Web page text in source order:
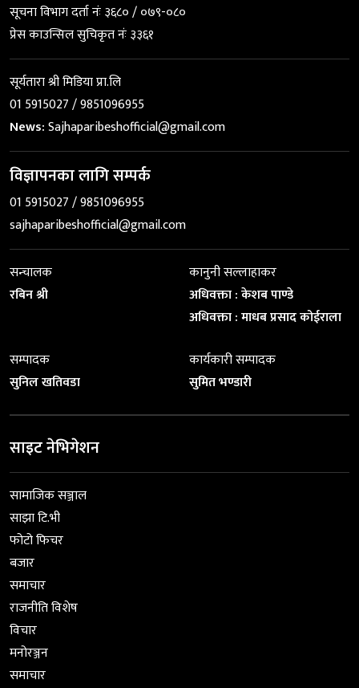
सूचना विभाग दर्ता नंः ३६८० / ०७९-०८०
प्रेस काउन्सिल सुचिकृत नंः ३३६१
सूर्यतारा श्री मिडिया प्रा.लि
01 5915027 / 9851096955
News:Sajhaparibeshofficial@gmail.com
विज्ञापनका लागि सम्पर्क
01 5915027 / 9851096955
sajhaparibeshofficial@gmail.com
सन्चालक
रबिन श्री
कानुनी सल्लाहाकर
अधिवक्ता : केशब पाण्डे
अधिवक्ता : माधब प्रसाद कोईराला
सम्पादक
सुनिल खतिवडा
कार्यकारी सम्पादक
सुमित भण्डारी
साइट नेभिगेशन
सामाजिक सञ्जाल
साझा टि.भी
फोटो फिचर
बजार
समाचार
राजनीति विशेष
विचार
मनोरञ्जन
समाचार